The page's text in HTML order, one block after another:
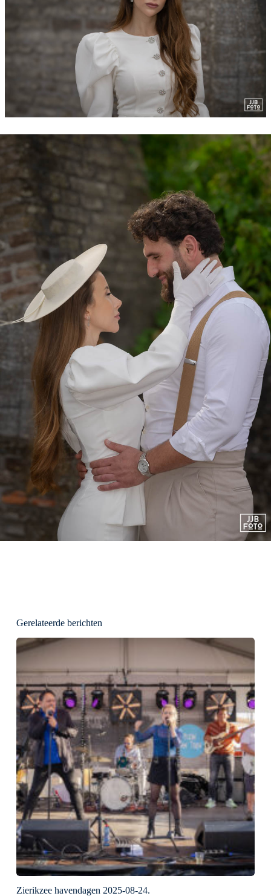
Gerelateerde berichten
Zierikzee havendagen 2025-08-24.